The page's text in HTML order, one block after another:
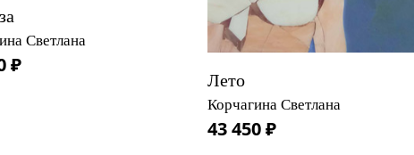
Светлана
₽
Лето
Корчагина Светлана
43 450 ₽